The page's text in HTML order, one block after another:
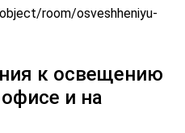
room/osveshheniyu-
к освещению
и на